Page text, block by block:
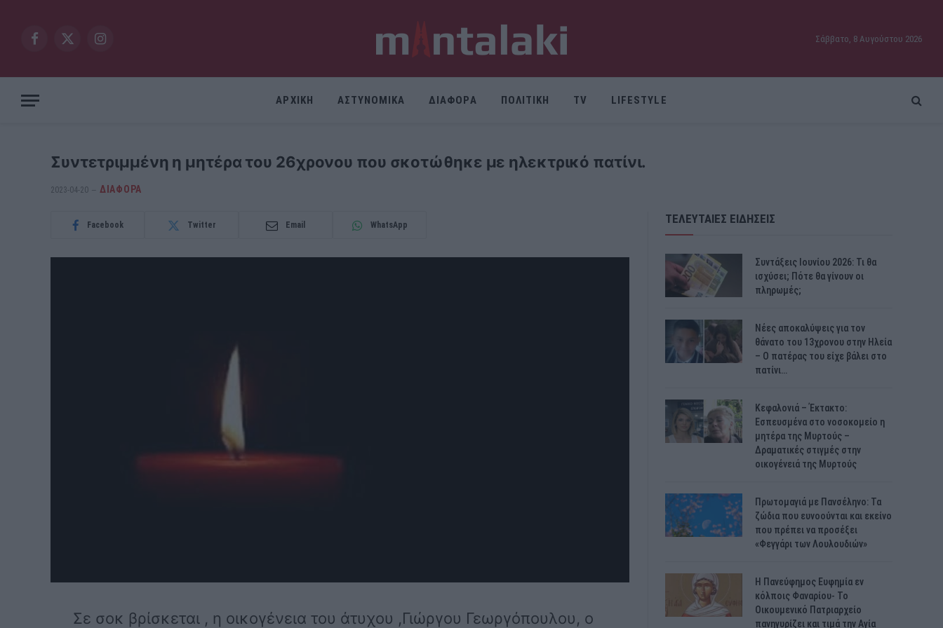
Facebook
X
Instagram
Σάββατο, 8 Αυγούστου 2026
ΑΡΧΙΚΗ ΑΣΤΥΝΟΜΙΚΑ ΔΙΑΦΟΡΑ ΠΟΛΙΤΙΚΗ TV LIFESTYLE
Συντετριμμένη η μητέρα του 26χρονου που σκοτώθηκε με ηλεκτρικό πατίνι.
2023-04-20 ΔΙΆΦΟΡΑ
Facebook Twitter Email WhatsApp
Σε σοκ βρίσκεται , η οικογένεια του άτυχου ,Γιώργου Γεωργόπουλου, ο
ΤΕΛΕΥΤΑΙΕΣ ΕΙΔΗΣΕΙΣ
Συντάξεις Ιουνίου 2026: Τι θα
ισχύσει; Πότε θα γίνουν οι
πληρωμές;
Νέες αποκαλύψεις για τον
θάνατο του 13χρονου στην Ηλεία
– Ο πατέρας του είχε βάλει στο
πατίνι…
Κεφαλονιά – Έκτακτο:
Εσπευσμένα στο νοσοκομείο η
μητέρα της Μυρτούς –
Δραματικές στιγμές στην
οικογένειά της Μυρτούς
Πρωτομαγιά με Πανσέληνο: Τα
ζώδια που ευνοούνται και εκείνο
που πρέπει να προσέξει
«Φεγγάρι των Λουλουδιών»
H Πανεύφημος Ευφημία εν
κόλποις Φαναρίου- Το
Οικουμενικό Πατριαρχείο
πανηγυρίζει και τιμά την Αγία